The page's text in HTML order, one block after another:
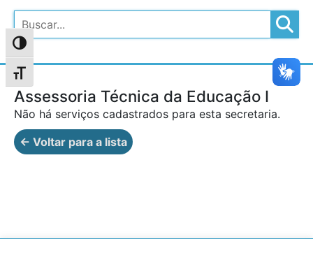
Alternar alto contraste
Alternar tamanho da fonte
Pesquisar
Assessoria Técnica da Educação I
Não há serviços cadastrados para esta secretaria.
← Voltar para a lista